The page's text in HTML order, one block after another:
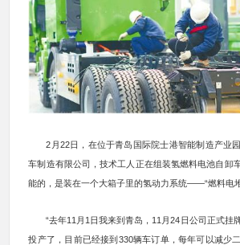
2月22日，在位于青岛国际院士港智能制造产业
车制造有限公司，技术工人正在组装氢燃料电池自卸
能的，是装在一个大箱子里的氢动力系统——“燃料电堆
“去年11月1日我来到青岛，11月24日公司正式挂
投产了，目前已经接到330辆车订单，每年可以减少